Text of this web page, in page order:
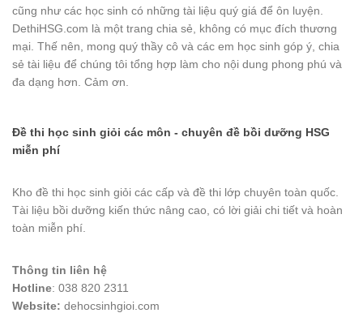
cũng như các học sinh có những tài liệu quý giá để ôn luyện.
DethiHSG.com là một trang chia sẻ, không có mục đích thương
mại. Thế nên, mong quý thầy cô và các em học sinh góp ý, chia
sẻ tài liệu để chúng tôi tổng hợp làm cho nội dung phong phú và
đa dạng hơn. Cảm ơn.
Đề thi học sinh giỏi các môn - chuyên đề bồi dưỡng HSG
miễn phí
Kho đề thi học sinh giỏi các cấp và đề thi lớp chuyên toàn quốc.
Tài liệu bồi dưỡng kiến thức nâng cao, có lời giải chi tiết và hoàn
toàn miễn phí.
Thông tin liên hệ
Hotline: 038 820 2311
Website: dehocsinhgioi.com